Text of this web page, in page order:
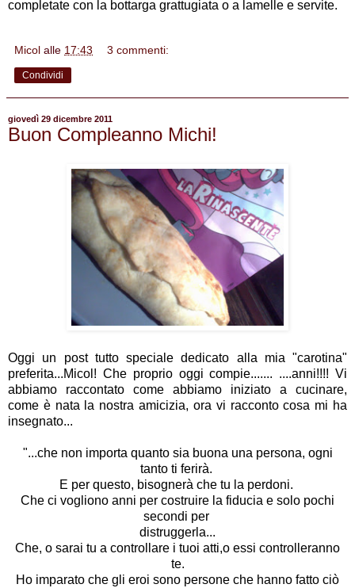
completate con la bottarga grattugiata o a lamelle e servite.
Micol alle 17:43 3 commenti:
Condividi
giovedì 29 dicembre 2011
Buon Compleanno Michi!
Oggi un post tutto speciale dedicato alla mia "carotina"
preferita...Micol! Che proprio oggi compie....... ....anni!!!! Vi
abbiamo raccontato come abbiamo iniziato a cucinare,
come è nata la nostra amicizia, ora vi racconto cosa mi ha
insegnato...
"...che non importa quanto sia buona una persona, ogni
tanto ti ferirà.
E per questo, bisognerà che tu la perdoni.
Che ci vogliono anni per costruire la fiducia e solo pochi
secondi per
distruggerla...
Che, o sarai tu a controllare i tuoi atti,o essi controlleranno
te.
Ho imparato che gli eroi sono persone che hanno fatto ciò